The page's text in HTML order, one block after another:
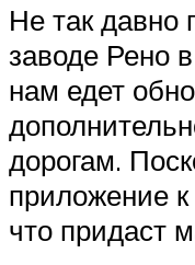
Не так давно
заводе Рено
нам едет
дорогам.
приложение
что придаст